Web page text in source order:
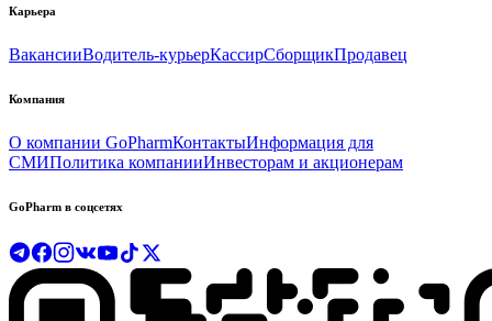
Карьера
ВакансииВодитель-курьерКассирСборщикПродавец
Компания
О компании GoPharmКонтактыИнформация для
СМИПолитика компанииИнвесторам и акционерам
GoPharm в соцсетях